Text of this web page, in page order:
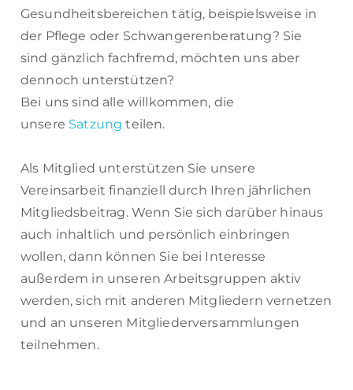
Gesundheitsbereichen tätig, beispielsweise in
der Pflege oder Schwangerenberatung? Sie
sind gänzlich fachfremd, möchten uns aber
dennoch unterstützen?
Bei uns sind alle willkommen, die
unsere Satzung teilen.
Als Mitglied unterstützen Sie unsere
Vereinsarbeit finanziell durch Ihren jährlichen
Mitgliedsbeitrag. Wenn Sie sich darüber hinaus
auch inhaltlich und persönlich einbringen
wollen, dann können Sie bei Interesse
außerdem in unseren Arbeitsgruppen aktiv
werden, sich mit anderen Mitgliedern vernetzen
und an unseren Mitgliederversammlungen
teilnehmen.